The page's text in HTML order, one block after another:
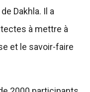
Dakhla. Il a
à mettre à
et le savoir-faire